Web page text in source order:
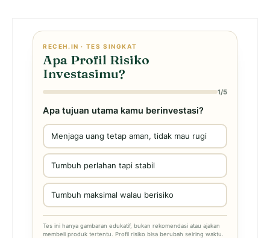
RECEH.IN · TES SINGKAT
Apa Profil Risiko
Investasimu?
1/5
Apa tujuan utama kamu berinvestasi?
Menjaga uang tetap aman, tidak mau rugi
Tumbuh perlahan tapi stabil
Tumbuh maksimal walau berisiko
Tes ini hanya gambaran edukatif, bukan rekomendasi atau ajakan
membeli produk tertentu. Profil risiko bisa berubah seiring waktu.